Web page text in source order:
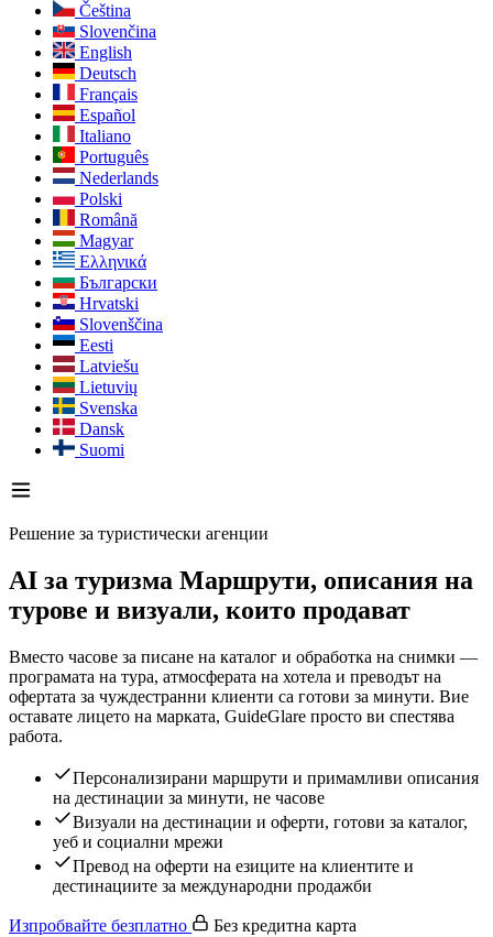
Čeština
Slovenčina
English
Deutsch
Français
Español
Italiano
Português
Nederlands
Polski
Română
Magyar
Ελληνικά
Български
Hrvatski
Slovenščina
Eesti
Latviešu
Lietuvių
Svenska
Dansk
Suomi
Решение за туристически агенции
AI за туризма Маршрути, описания на
турове и визуали, които продават
Вместо часове за писане на каталог и обработка на снимки —
програмата на тура, атмосферата на хотела и преводът на
офертата за чуждестранни клиенти са готови за минути. Вие
оставате лицето на марката, GuideGlare просто ви спестява
работа.
Персонализирани маршрути и примамливи описания
на дестинации за минути, не часове
Визуали на дестинации и оферти, готови за каталог,
уеб и социални мрежи
Превод на оферти на езиците на клиентите и
дестинациите за международни продажби
Изпробвайте безплатно
Без кредитна карта